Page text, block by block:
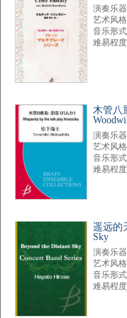
演奏乐
艺术风格
音乐形式
难易程
木管八
演奏乐
艺术风格
音乐形式
难易程
遥远的
Sky
演奏乐
艺术风格
音乐形
难易程